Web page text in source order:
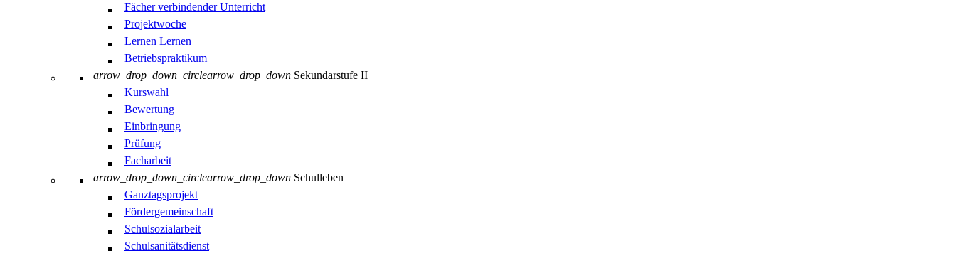
Fächer verbindender Unterricht
Projektwoche
Lernen Lernen
Betriebspraktikum
arrow_drop_down_circlearrow_drop_down Sekundarstufe II
Kurswahl
Bewertung
Einbringung
Prüfung
Facharbeit
arrow_drop_down_circlearrow_drop_down Schulleben
Ganztagsprojekt
Fördergemeinschaft
Schulsozialarbeit
Schulsanitätsdienst